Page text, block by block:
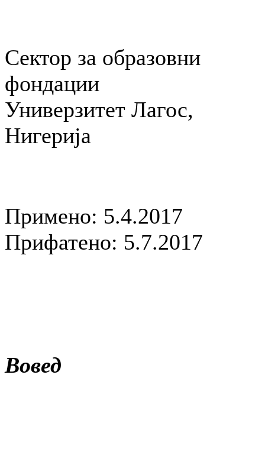
Сектор за образовни
фондации
Универзитет Лагос,
Нигерија
Примено: 5.4.2017
Прифатено: 5.7.2017
Вовед